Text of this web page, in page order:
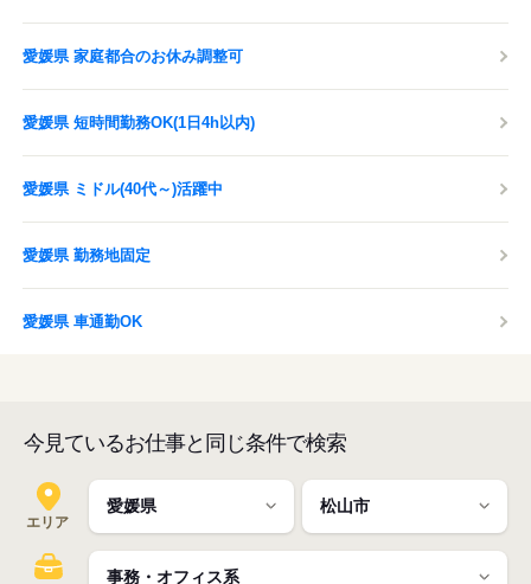
愛媛県 家庭都合のお休み調整可
愛媛県 短時間勤務OK(1日4h以内)
愛媛県 ミドル(40代～)活躍中
愛媛県 勤務地固定
愛媛県 車通勤OK
今見ているお仕事と同じ条件で検索
エリア